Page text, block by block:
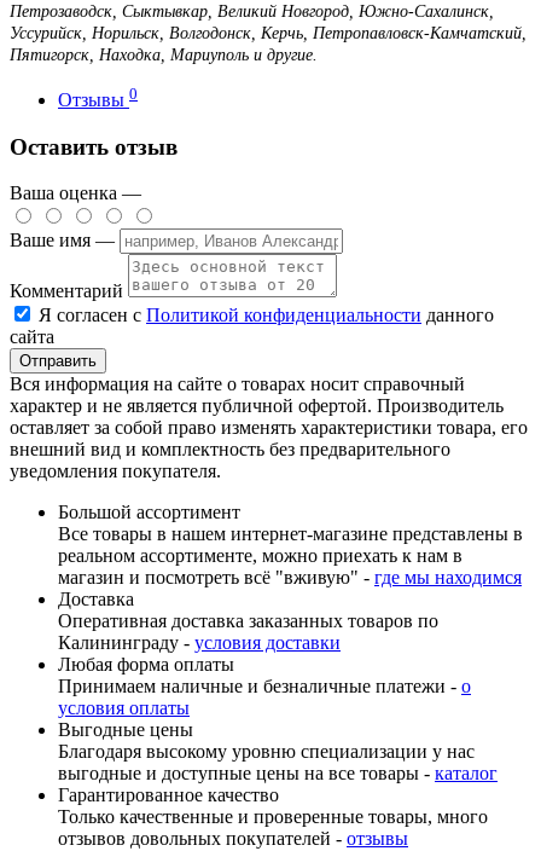
Петрозаводск, Сыктывкар, Великий Новгород, Южно-Сахалинск,
Уссурийск, Норильск, Волгодонск, Керчь, Петропавловск-Камчатский,
Пятигорск, Находка, Мариуполь и другие.
Отзывы 0
Оставить отзыв
Ваша оценка —
Ваше имя —
Комментарий
Я согласен с Политикой конфиденциальности данного
сайта
Вся информация на сайте о товарах носит справочный
характер и не является публичной офертой. Производитель
оставляет за собой право изменять характеристики товара, его
внешний вид и комплектность без предварительного
уведомления покупателя.
Большой ассортимент
Все товары в нашем интернет-магазине представлены в
реальном ассортименте, можно приехать к нам в
магазин и посмотреть всё "вживую" - где мы находимся
Доставка
Оперативная доставка заказанных товаров по
Калининграду - условия доставки
Любая форма оплаты
Принимаем наличные и безналичные платежи - о
условия оплаты
Выгодные цены
Благодаря высокому уровню специализации у нас
выгодные и доступные цены на все товары - каталог
Гарантированное качество
Только качественные и проверенные товары, много
отзывов довольных покупателей - отзывы